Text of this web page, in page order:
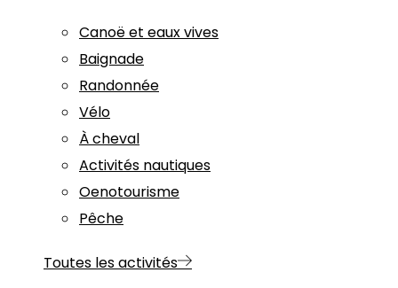
Canoë et eaux vives
Baignade
Randonnée
Vélo
À cheval
Activités nautiques
Oenotourisme
Pêche
Toutes les activités